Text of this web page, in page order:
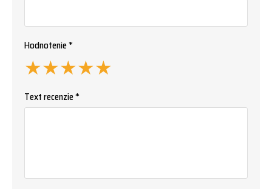
Hodnotenie *
★
★
★
★
★
Text recenzie *